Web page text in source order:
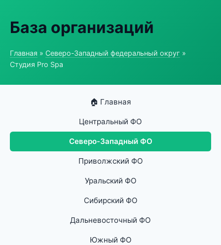
База организаций
Главная » Северо-Западный федеральный округ »
Студия Pro Spa
🏠 Главная
Центральный ФО
Северо-Западный ФО
Приволжский ФО
Уральский ФО
Сибирский ФО
Дальневосточный ФО
Южный ФО